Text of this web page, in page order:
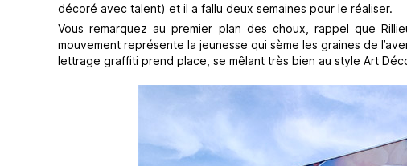
décoré avec talent) et il a fallu deux semaines pour le réaliser.
Vous remarquez au premier plan des choux, rappel que
mouvement représente la jeunesse qui sème les graines de
lettrage graffiti prend place, se mêlant très bien au style Art